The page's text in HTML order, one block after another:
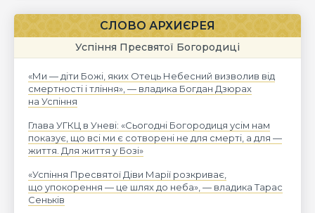
СЛОВО АРХИЄРЕЯ
Успіння Пресвятої Богородиці
«Ми — діти Божі, яких Отець Небесний визволив від
смертності і тління», — владика Богдан Дзюрах
на Успіння
Глава УГКЦ в Уневі: «Сьогодні Богородиця усім нам
показує, що всі ми є сотворені не для смерті, а для —
життя. Для життя у Бозі»
«Успіння Пресвятої Діви Марії розкриває,
що упокорення — це шлях до неба», — владика Тарас
Сеньків